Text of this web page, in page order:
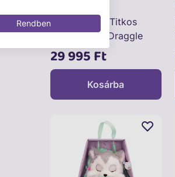
Hatchimals - Titkos
Óriás tojás - Draggle
29 995 Ft
Kosárba
Rendben